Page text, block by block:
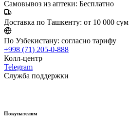
Самовывоз из аптеки: Бесплатно
Доставка по Ташкенту: от 10 000 сум
По Узбекистану: согласно тарифу
+998 (71) 205-0-888
Колл-центр
Telegram
Служба поддержки
Покупателям